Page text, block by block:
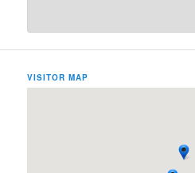
VISITOR MAP